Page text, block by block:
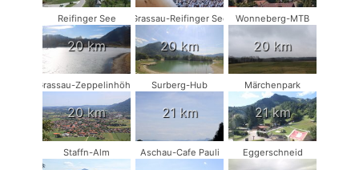
Reifinger See
20 km
Grassau-Reifinger See
20 km
Wonneberg-MTB
20 km
Grassau-Zeppelinhöhe
20 km
Surberg-Hub
21 km
Märchenpark
21 km
Staffn-Alm Aschau-Cafe Pauli Eggerschneid